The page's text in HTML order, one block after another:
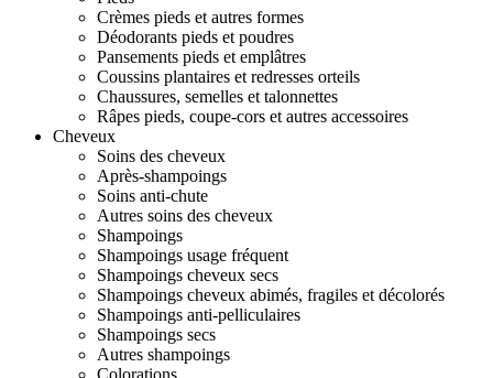
Crèmes pieds et autres formes
Déodorants pieds et poudres
Pansements pieds et emplâtres
Coussins plantaires et redresses orteils
Chaussures, semelles et talonnettes
Râpes pieds, coupe-cors et autres accessoires
Cheveux
Soins des cheveux
Après-shampoings
Soins anti-chute
Autres soins des cheveux
Shampoings
Shampoings usage fréquent
Shampoings cheveux secs
Shampoings cheveux abimés, fragiles et décolorés
Shampoings anti-pelliculaires
Shampoings secs
Autres shampoings
Colorations